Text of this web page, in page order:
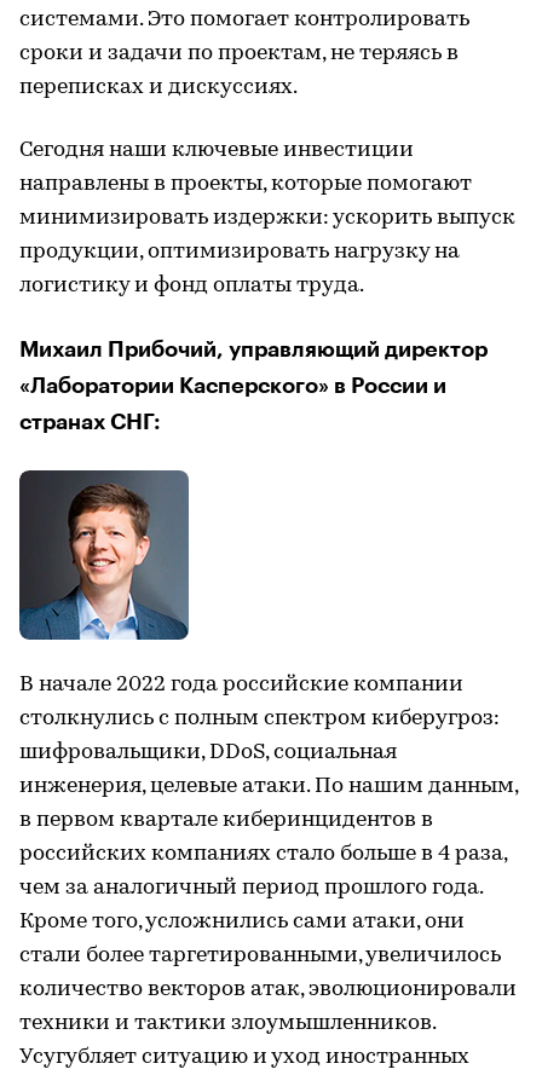
системами. Это помогает контролировать
сроки и задачи по проектам, не теряясь в
переписках и дискуссиях.
Сегодня наши ключевые инвестиции
направлены в проекты, которые помогают
минимизировать издержки: ускорить выпуск
продукции, оптимизировать нагрузку на
логистику и фонд оплаты труда.
Михаил Прибочий, управляющий директор
«Лаборатории Касперского» в России и
странах СНГ:
В начале 2022 года российские компании
столкнулись с полным спектром киберугроз:
шифровальщики, DDoS, социальная
инженерия, целевые атаки. По нашим данным,
в первом квартале киберинцидентов в
российских компаниях стало больше в 4 раза,
чем за аналогичный период прошлого года.
Кроме того, усложнились сами атаки, они
стали более таргетированными, увеличилось
количество векторов атак, эволюционировали
техники и тактики злоумышленников.
Усугубляет ситуацию и уход иностранных